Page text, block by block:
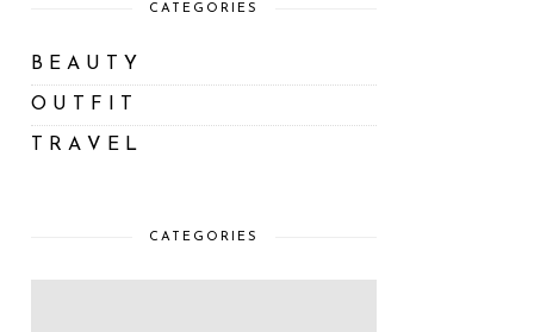
CATÉGORIES
B E A U T Y
O U T F I T
T R A V E L
CATEGORIES